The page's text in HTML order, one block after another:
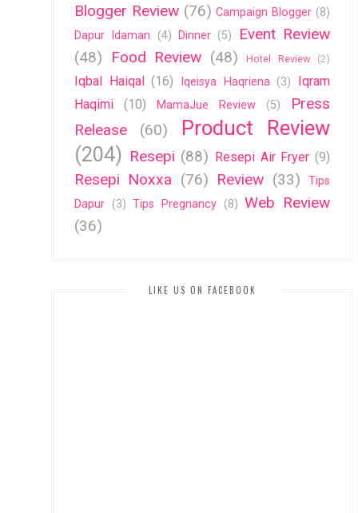
Blogger Review (76) Campaign Blogger (8)
Dapur Idaman
(4) Dinner (5)
Event Review
(48)
Food Review (48) Hotel Review (2)
Iqbal Haiqal (16) Iqeisya Haqriena (3)
Iqram
Haqimi
(10) MamaJue Review (5)
Press
Release
(60)
Product Review
(204) Resepi (88) Resepi Air Fryer (9)
Resepi Noxxa (76) Review (33)
Tips
Dapur (3) Tips Pregnancy (8) Web Review
(36)
LIKE US ON FACEBOOK